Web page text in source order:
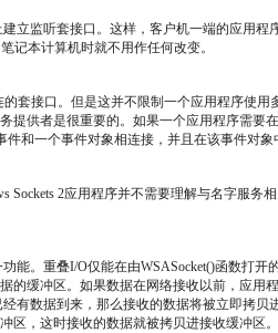
立监听套接口。这样，客户机一端的应用
记本计算机时就不用作任何改变。
的套接口。但是这并不限制一个应用程序
供者是很重要的。如果一个应用程序需要
和一个事件对象相连接，并且在该事件对象
Sockets 2应用程序并不需要理解与名字服
能。重叠I/O仅能在由WSASocket()函数打
的缓冲区。如果数据在网络接收以前，应
有数据到来，那么接收的数据将被立即拷
，这时接收的数据就被拷贝进接收缓冲